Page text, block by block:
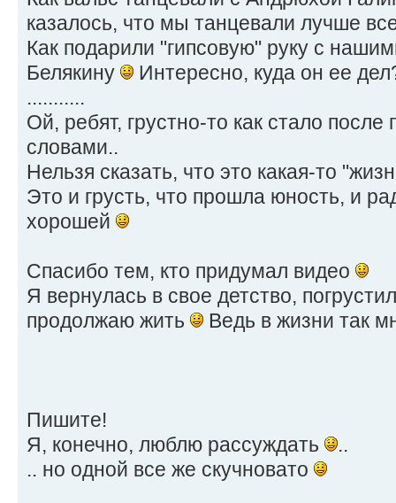
казалось, что мы танцевали лучше
Как подарили "гипсовую" руку с
Белякину
Интересно, куда он ее
...........
Ой, ребят, грустно-то как стало
словами..
Нельзя сказать, что это какая-то
Это и грусть, что прошла юность, и
хорошей
Спасибо тем, кто придумал видео
Я вернулась в свое детство,
продолжаю жить
Ведь в жизни так
Пишите!
Я, конечно, люблю рассуждать
..
.. но одной все же скучновато